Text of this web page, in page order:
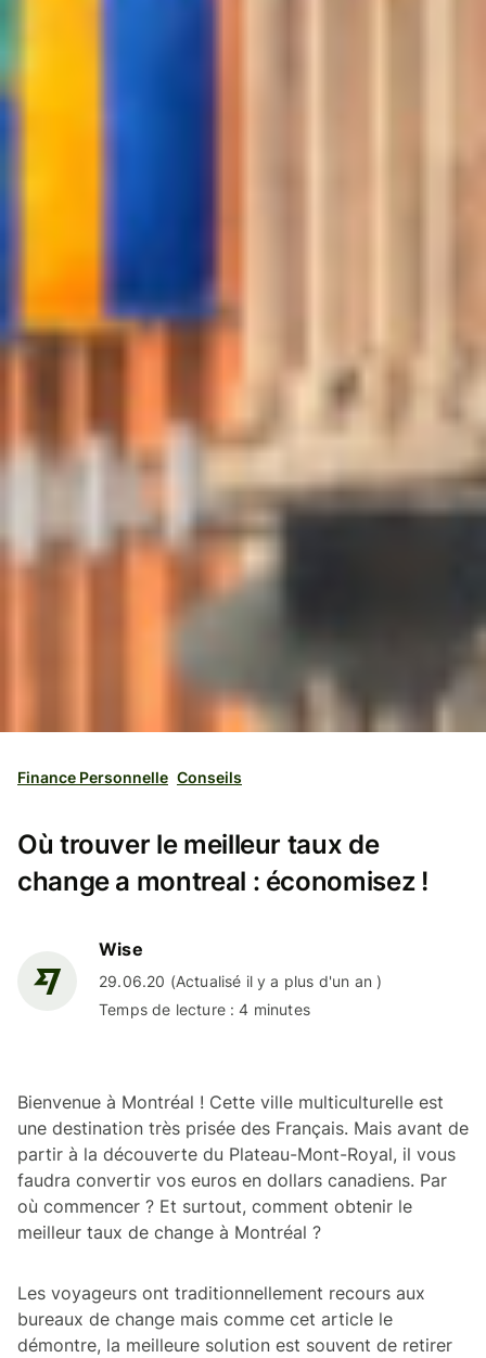
Finance Personnelle Conseils
Où trouver le meilleur taux de
change a montreal : économisez !
Wise
29.06.20 (Actualisé il y a plus d'un an )
Temps de lecture : 4 minutes
Bienvenue à Montréal ! Cette ville multiculturelle est
une destination très prisée des Français. Mais avant de
partir à la découverte du Plateau-Mont-Royal, il vous
faudra convertir vos euros en dollars canadiens. Par
où commencer ? Et surtout, comment obtenir le
meilleur taux de change à Montréal ?
Les voyageurs ont traditionnellement recours aux
bureaux de change mais comme cet article le
démontre, la meilleure solution est souvent de retirer